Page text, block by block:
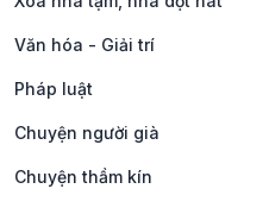
Văn hóa - Giải trí
Pháp luật
Chuyện người già
Chuyện thầm kín